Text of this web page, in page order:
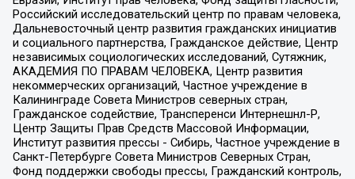
Российский исследовательский центр по правам человека,
Дальневосточный центр развития гражданских инициатив
и социального партнерства, Гражданское действие, Центр
независимых социологических исследований, Сутяжник,
АКАДЕМИЯ ПО ПРАВАМ ЧЕЛОВЕКА, Центр развития
некоммерческих организаций, Частное учреждение в
Калининграде Совета Министров северных стран,
Гражданское содействие, Трансперенси Интернешнл-Р,
Центр Защиты Прав Средств Массовой Информации,
Институт развития прессы - Сибирь, Частное учреждение в
Санкт-Петербурге Совета Министров Северных Стран,
Фонд поддержки свободы прессы, Гражданский контроль,